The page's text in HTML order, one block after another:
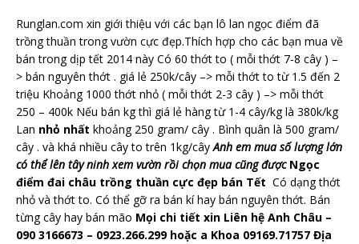
Runglan.com xin giới thiệu với các bạn lô lan ngọc điểm đã
trồng thuần trong vườn cực đẹp.Thích hợp cho các bạn mua về
bán trong dịp tết 2014 này Có 60 thớt to ( mỗi thớt 7-8 cây ) –
> bán nguyên thớt . giá lẻ 250k/cây –> mỗi thớt to từ 1.5 đến 2
triệu Khoảng 1000 thớt nhỏ ( mỗi thớt 2-3 cây ) –> mỗi thớt
250 – 400k Nếu bán kg thì giá lẻ hàng từ 1-4 cây/kg là 380k/kg
Lan nhỏ nhất khoảng 250 gram/ cây . Bình quân là 500 gram/
cây . và khá nhiều cây to trên 1kg/câyAnh em mua số lượng lớn
có thể lên tây ninh xem vườn rồi chọn mua cũng được Ngọc
điểm đai châu trồng thuần cực đẹp bán Tết Có dạng thớt
nhỏ và thớt to. Có thể gỡ ra bán kí hay bán nguyên thớt. Bán
từng cây hay bán mão Mọi chi tiết xin Liên hệ Anh Châu –
090 3166673 – 0923.266.299 hoặc a Khoa 09169.71757 Địa